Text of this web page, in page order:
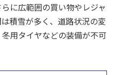
に広範囲の買い物やレジャ
積雪が多く、道路状況の変
用タイヤなどの装備が不可